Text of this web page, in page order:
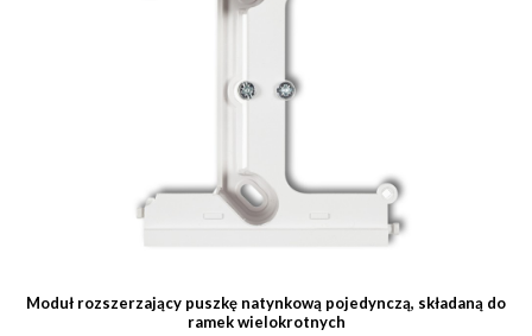
Moduł rozszerzający puszkę natynkową pojedynczą, składaną do
ramek wielokrotnych